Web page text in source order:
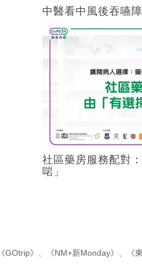
中醫看中風後吞嚥
社區藥房服務配對
啱」
《GOtrip》 、 《NM+新Monday》 、 《